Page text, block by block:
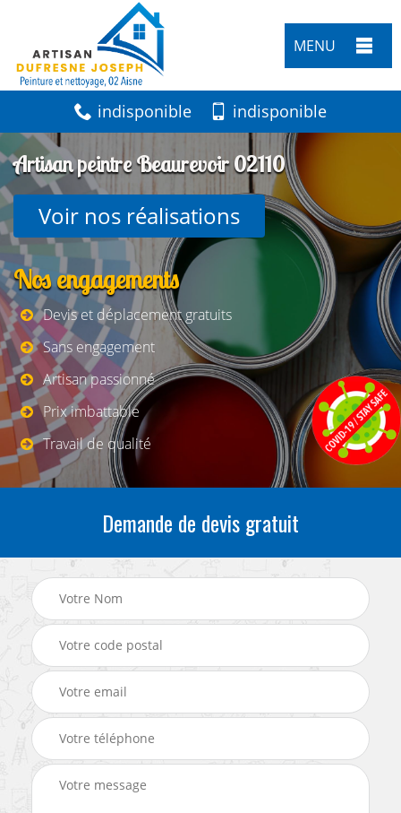
MENU
indisponible indisponible
Artisan peintre Beaurevoir 02110
Voir nos réalisations
Nos engagements
Devis et déplacement gratuits
Sans engagement
Artisan passionné
Prix imbattable
Travail de qualité
Demande de devis gratuit